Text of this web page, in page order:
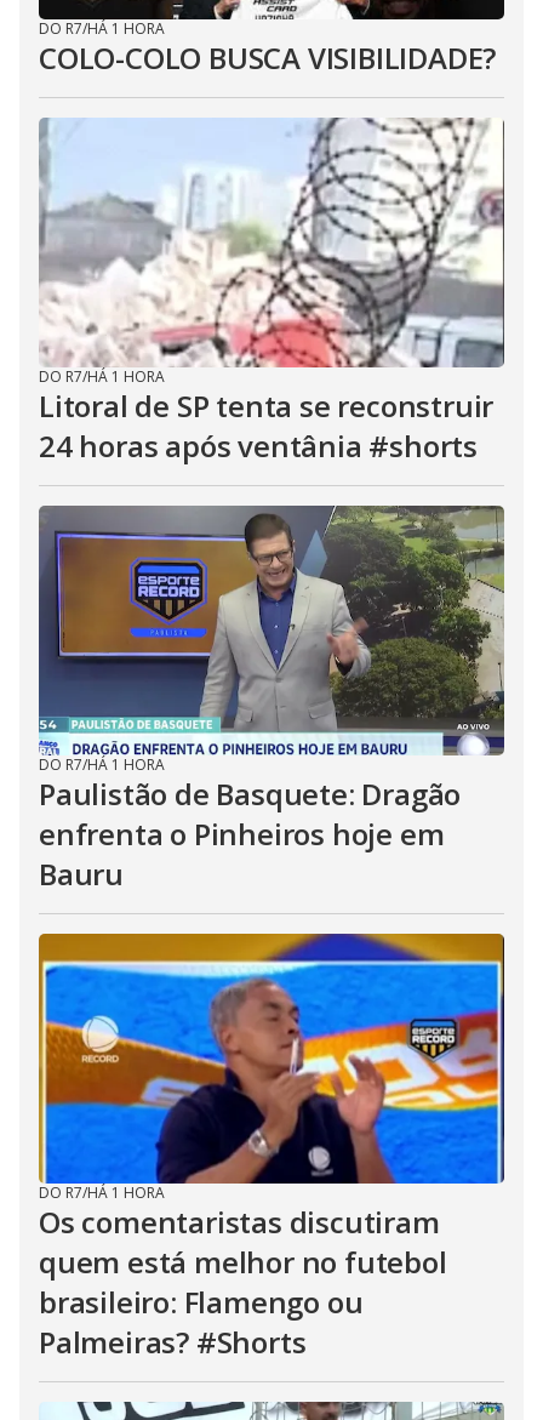
DO R7/HÁ 1 HORA
COLO-COLO BUSCA VISIBILIDADE?
DO R7/HÁ 1 HORA
Litoral de SP tenta se reconstruir
24 horas após ventânia #shorts
DO R7/HÁ 1 HORA
Paulistão de Basquete: Dragão
enfrenta o Pinheiros hoje em
Bauru
DO R7/HÁ 1 HORA
Os comentaristas discutiram
quem está melhor no futebol
brasileiro: Flamengo ou
Palmeiras? #Shorts